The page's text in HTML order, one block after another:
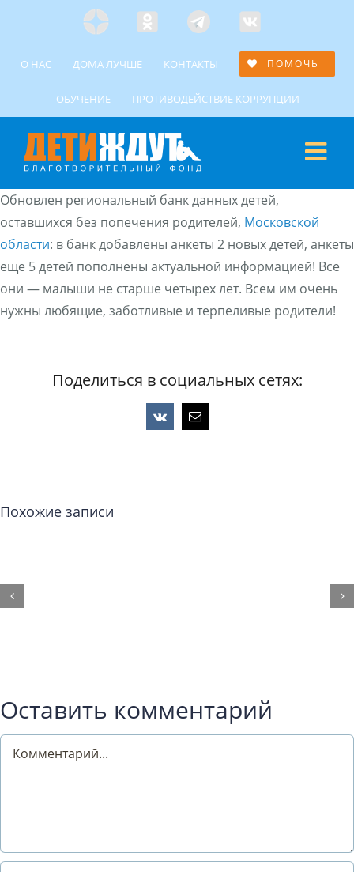
ЯндексОдноклассники
Telegramm
Custom
О НАС ДОМА ЛУЧШЕ КОНТАКТЫ ПОМОЧЬ
ОБУЧЕНИЕ ПРОТИВОДЕЙСТВИЕ КОРРУПЦИИ
Обновлен региональный банк данных детей,
оставшихся без попечения родителей, Московской
области: в банк добавлены анкеты 2 новых детей, анкеты
еще 5 детей пополнены актуальной информацией! Все
они — малыши не старше четырех лет. Всем им очень
нужны любящие, заботливые и терпеливые родители!
Поделиться в социальных сетях:
Vk Email
Похожие записи
Оставить комментарий
Comment